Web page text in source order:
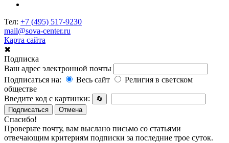
Тел: +7 (495) 517-9230
mail@sova-center.ru
Карта сайта
✖
Подписка
Ваш адрес электронной почты
Подписаться на:
Весь сайт
Религия в светском
обществе
Введите код с картинки:
🔄
Подписаться
Отмена
Спасибо!
Проверьте почту, вам выслано письмо со статьями
отвечающим критериям подписки за последние трое суток.